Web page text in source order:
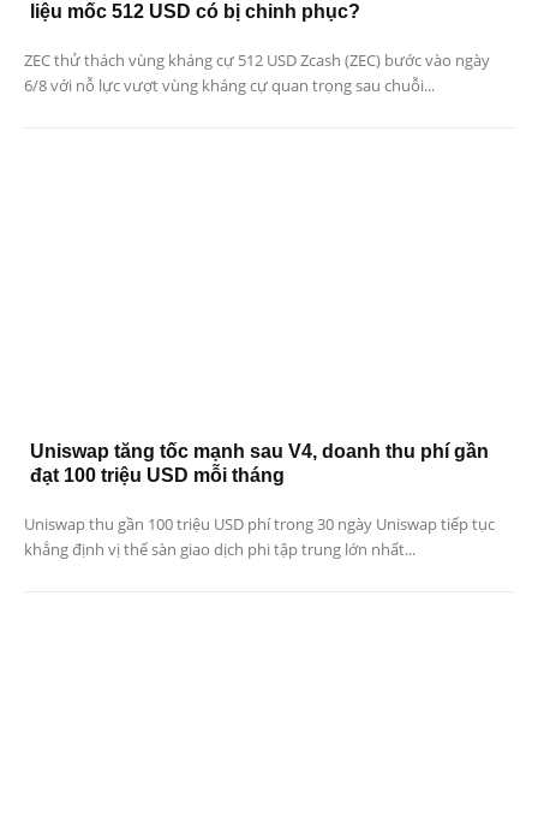
liệu mốc 512 USD có bị chinh phục?
ZEC thử thách vùng kháng cự 512 USD Zcash (ZEC) bước vào ngày
6/8 với nỗ lực vượt vùng kháng cự quan trọng sau chuỗi...
Uniswap tăng tốc mạnh sau V4, doanh thu phí gần
đạt 100 triệu USD mỗi tháng
Uniswap thu gần 100 triệu USD phí trong 30 ngày Uniswap tiếp tục
khẳng định vị thế sàn giao dịch phi tập trung lớn nhất...